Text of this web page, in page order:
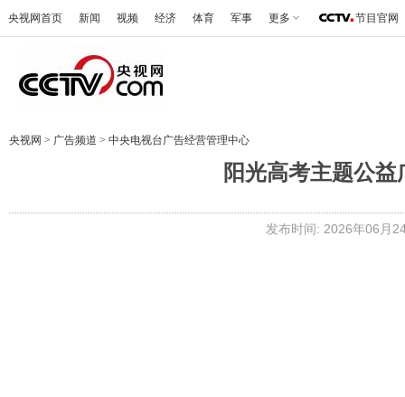
央视网首页 新闻 视频 经济 体育 军事 更多 节目官网
央视网 > 广告频道 > 中央电视台广告经营管理中心
阳光高考主题公
发布时间: 2026年06月